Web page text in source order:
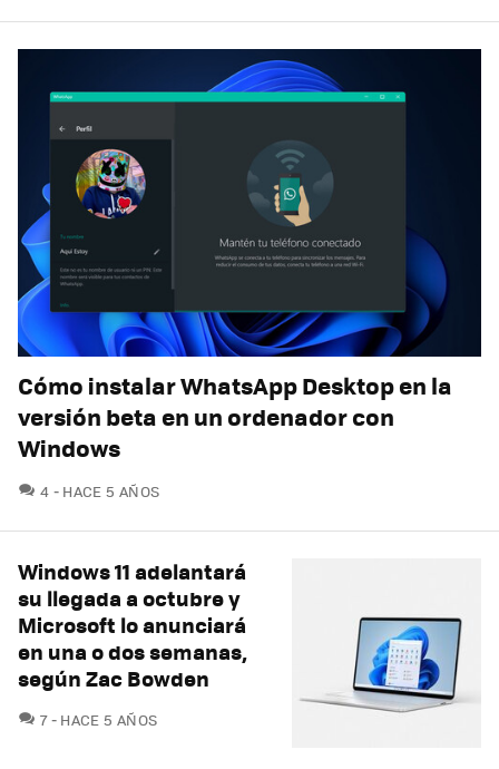
Cómo instalar WhatsApp Desktop en la
versión beta en un ordenador con
Windows
4 COMENTARIOS
HACE 5 AÑOS
Windows 11 adelantará
su llegada a octubre y
Microsoft lo anunciará
en una o dos semanas,
según Zac Bowden
7COMENTARIOS
HACE 5 AÑOS